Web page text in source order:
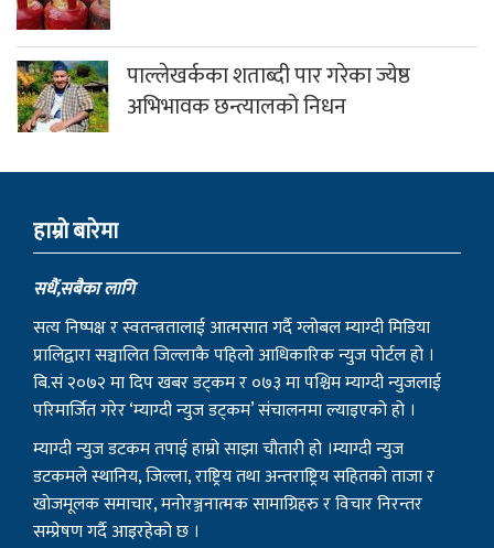
पाल्लेखर्कका शताब्दी पार गरेका ज्येष्ठ
अभिभावक छन्त्यालको निधन
हाम्राे बारेमा
सधैं,सबैका लागि
सत्य निष्पक्ष र स्वतन्त्रतालाई आत्मसात गर्दै ग्लोबल म्याग्दी मिडिया
प्रालिद्वारा सञ्चालित जिल्लाकै पहिलो आधिकारिक न्युज पोर्टल हो ।
बि.सं २०७२ मा दिप खबर डट्कम र ०७३ मा पश्चिम म्याग्दी न्युजलाई
परिमार्जित गरेर ‘म्याग्दी न्युज डट्कम’ संचालनमा ल्याइएको हो ।
म्याग्दी न्युज डटकम तपाई हाम्रो साझा चौतारी हो ।म्याग्दी न्युज
डटकमले स्थानिय, जिल्ला, राष्ट्रिय तथा अन्तराष्ट्रिय सहितको ताजा र
खोजमूलक समाचार, मनोरञ्जनात्मक सामाग्रिहरु र विचार निरन्तर
सम्प्रेषण गर्दै आइरहेको छ ।